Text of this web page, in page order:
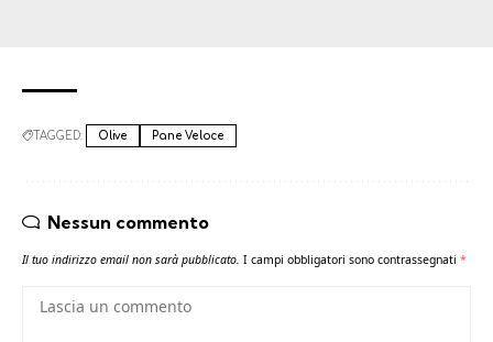
TAGGED: Olive Pane Veloce
Nessun commento
Il tuo indirizzo email non sarà pubblicato. I campi obbligatori sono contrassegnati *